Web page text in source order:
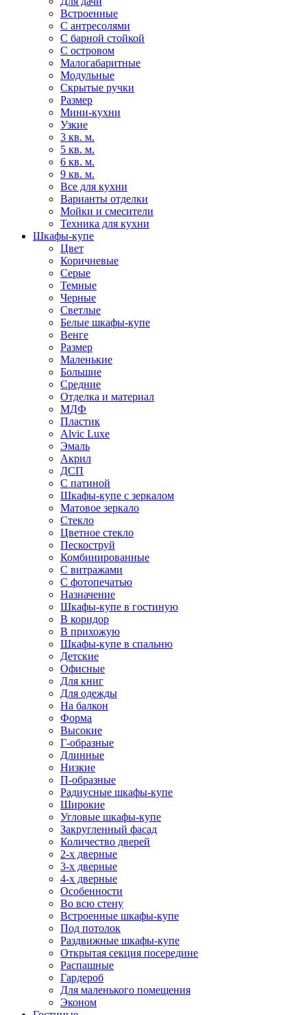
Встроенные
С антресолями
С барной стойкой
С островом
Малогабаритные
Модульные
Скрытые ручки
Размер
Мини-кухни
Узкие
3 кв. м.
5 кв. м.
6 кв. м.
9 кв. м.
Все для кухни
Варианты отделки
Мойки и смесители
Техника для кухни
Шкафы-купе
Цвет
Коричневые
Серые
Темные
Черные
Светлые
Белые шкафы-купе
Венге
Размер
Маленькие
Большие
Средние
Отделка и материал
МДФ
Пластик
Alvic Luxe
Эмаль
Акрил
ДСП
С патиной
Шкафы-купе с зеркалом
Матовое зеркало
Стекло
Цветное стекло
Пескоструй
Комбинированные
С витражами
С фотопечатью
Назначение
Шкафы-купе в гостиную
В коридор
В прихожую
Шкафы-купе в спальню
Детские
Офисные
Для книг
Для одежды
На балкон
Форма
Высокие
Г-образные
Длинные
Низкие
П-образные
Радиусные шкафы-купе
Широкие
Угловые шкафы-купе
Закругленный фасад
Количество дверей
2-х дверные
3-х дверные
4-х дверные
Особенности
Во всю стену
Встроенные шкафы-купе
Под потолок
Раздвижные шкафы-купе
Открытая секция посередине
Распашные
Гардероб
Для маленького помещения
Эконом